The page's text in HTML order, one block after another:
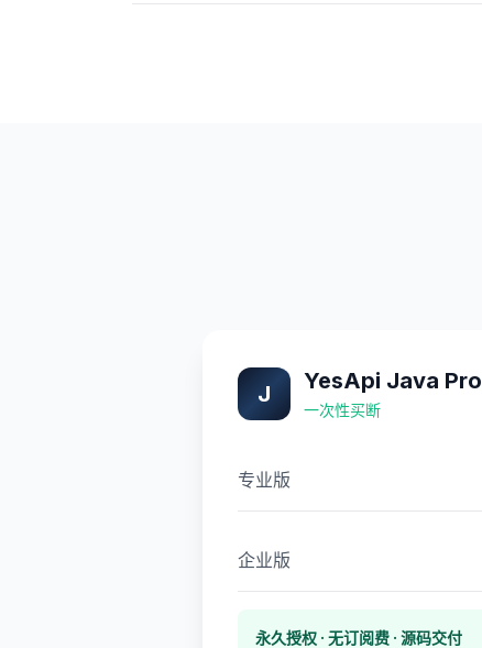
J YesApi Java Pro
一次性买断
专业版
企业版
永久授权 · 无订阅费 · 源码交付